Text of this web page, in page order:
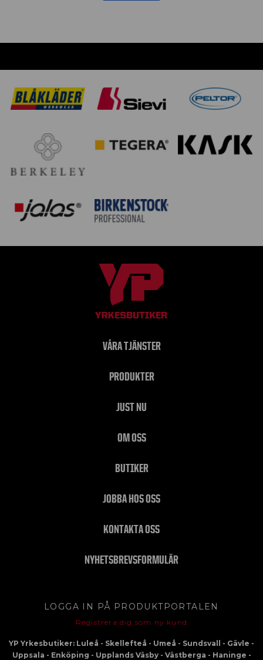
VÅRA TJÄNSTER
PRODUKTER
JUST NU
OM OSS
BUTIKER
JOBBA HOS OSS
KONTAKTA OSS
NYHETSBREVSFORMULÄR
LOGGA IN PÅ PRODUKTPORTALEN
Registrera dig som ny kund
YP Yrkesbutiker: Luleå - Skellefteå - Umeå - Sundsvall - Gävle -
Uppsala - Enköping - Upplands Väsby - Västberga - Haninge -